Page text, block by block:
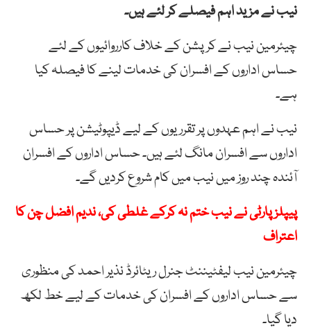
نیب نے مزید اہم فیصلے کر لئے ہیں۔
چیئرمین نیب نے کرپشن کے خلاف کارروائیوں کے لئے
حساس اداروں کے افسران کی خدمات لینے کا فیصلہ کیا
ہے۔
نیب نے اہم عہدوں پر تقرریوں کے لیے ڈیپوٹیشن پر حساس
اداروں سے افسران مانگ لئے ہیں۔ حساس اداروں کے افسران
آئندہ چند روز میں نیب میں کام شروع کردیں گے۔
پیپلز پارٹی نے نیب ختم نہ کرکے غلطی کی، ندیم افضل چن کا
اعتراف
چیئرمین نیب لیفٹیننٹ جنرل ریٹائرڈ نذیر احمد کی منظوری
سے حساس اداروں کے افسران کی خدمات کے لیے خط لکھ
دیا گیا۔